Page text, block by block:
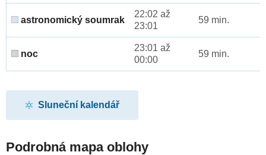
astronomický soumrak
22:02 až
23:01
59 min.
noc
23:01 až
00:00
59 min.
Sluneční kalendář
Podrobná mapa oblohy